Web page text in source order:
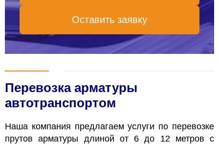
Оставить заявку
Перевозка арматуры
автотранспортом
Наша компания предлагаем услуги по перевозке
прутов арматуры длиной от 6 до 12 метров с